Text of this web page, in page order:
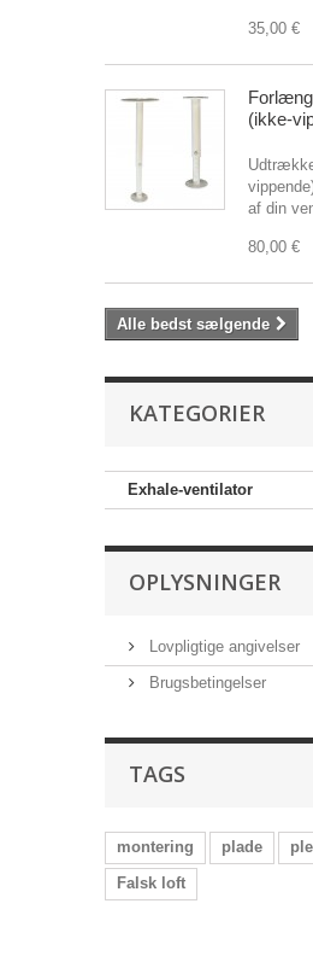
35,00 €
(ikke-
af din
80,00 €
Alle bedst sælgende
KATEGORIER
Exhale-ventilator
OPLYSNINGER
Lovpligtige angivelser
Brugsbetingelser
TAGS
montering plade
Falsk loft